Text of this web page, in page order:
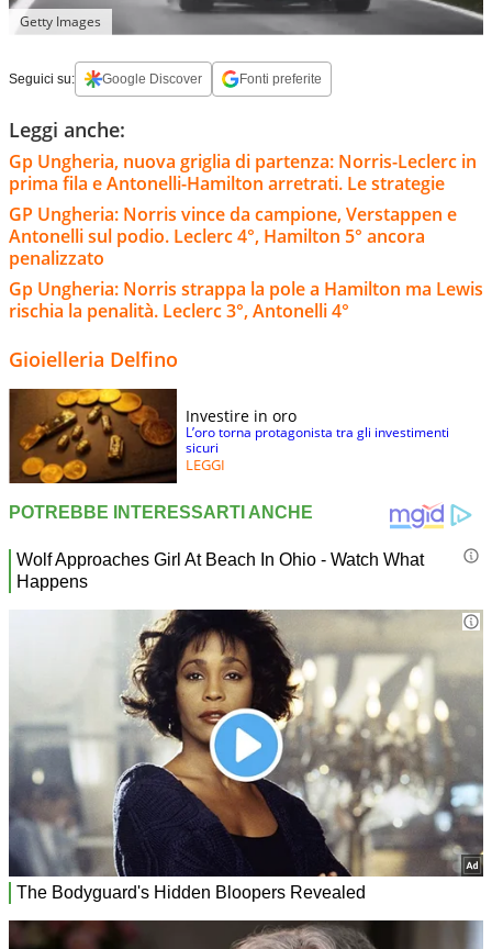
Getty Images
Seguici su: Google Discover Fonti preferite
Leggi anche:
Gp Ungheria, nuova griglia di partenza: Norris-Leclerc in
prima fila e Antonelli-Hamilton arretrati. Le strategie
GP Ungheria: Norris vince da campione, Verstappen e
Antonelli sul podio. Leclerc 4°, Hamilton 5° ancora
penalizzato
Gp Ungheria: Norris strappa la pole a Hamilton ma Lewis
rischia la penalità. Leclerc 3°, Antonelli 4°
Gioielleria Delfino
Investire in oro
L’oro torna protagonista tra gli investimenti
sicuri
LEGGI